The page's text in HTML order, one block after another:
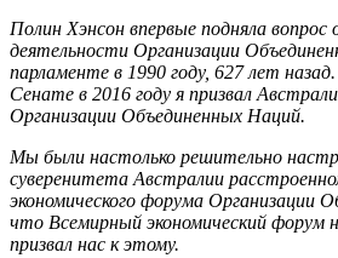
Полин Хэнсон впервые подняла вопрос
деятельности Организации
парламенте в 1990 году, 627 лет
Сенате в 2016 году я призвал
Организации Объединенных Наций.
Мы были настолько решительно
суверенитета Австралии
экономического форума Организации
что Всемирный экономический форум
призвал нас к этому.